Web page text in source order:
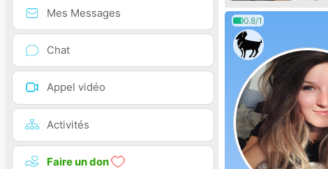
Mes Messages
Chat
Appel vidéo
Activités
Faire un don
0.8/1